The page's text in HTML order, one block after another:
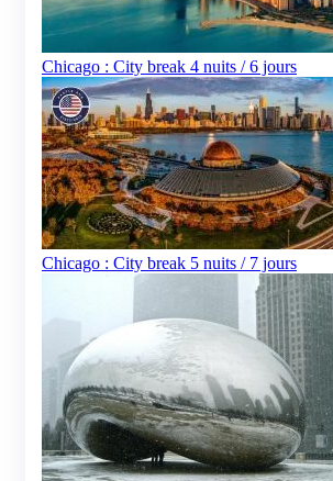
Chicago : City break 4 nuits / 6 jours
Chicago : City break 5 nuits / 7 jours